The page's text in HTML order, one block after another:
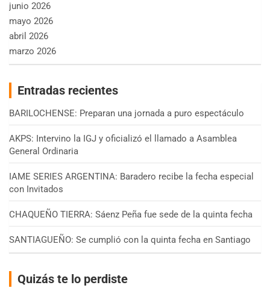
junio 2026
mayo 2026
abril 2026
marzo 2026
Entradas recientes
BARILOCHENSE: Preparan una jornada a puro espectáculo
AKPS: Intervino la IGJ y oficializó el llamado a Asamblea
General Ordinaria
IAME SERIES ARGENTINA: Baradero recibe la fecha especial
con Invitados
CHAQUEÑO TIERRA: Sáenz Peña fue sede de la quinta fecha
SANTIAGUEÑO: Se cumplió con la quinta fecha en Santiago
Quizás te lo perdiste